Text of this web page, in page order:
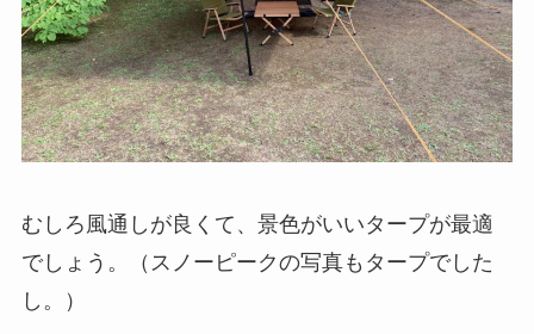
むしろ風通しが良くて、景色がいいタープが最適
でしょう。（スノーピークの写真もタープでした
し。）